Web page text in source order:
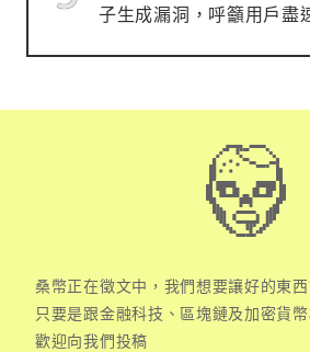
子生成漏洞，呼籲用戶盡
桑幣正在徵文中，我們想要讓好的東西
只要是跟金融科技、區塊鏈及加密貨
歡迎向我們投稿